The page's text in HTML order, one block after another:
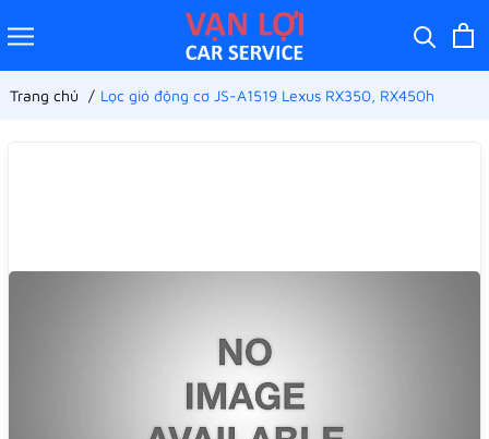
Trang chủ Lọc gió động cơ JS-A1519 Lexus RX350, RX450h